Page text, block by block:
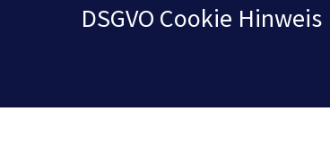
DSGVO Cookie